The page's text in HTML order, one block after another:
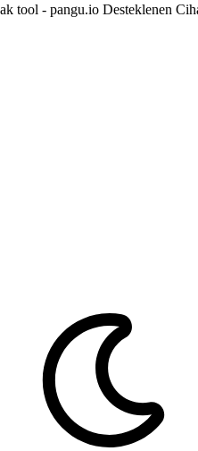
tool - pangu.io Desteklenen